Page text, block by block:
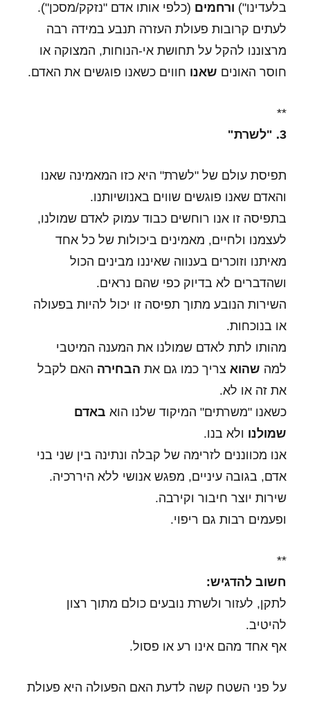
בלעדינו") ורחמים (כלפי אותו אדם "נזקק/מסכן").
לעתים קרובות פעולת העזרה תנבע במידה רבה
מרצוננו להקל על תחושת אי-הנוחות, המצוקה או
חוסר האונים שאנו חווים כשאנו פוגשים את האדם.
**
3. "לשרת"
תפיסת עולם של "לשרת" היא כזו המאמינה שאנו
והאדם שאנו פוגשים שווים באנושיותנו.
בתפיסה זו אנו רוחשים כבוד עמוק לאדם שמולנו,
לעצמנו ולחיים, מאמינים ביכולות של כל אחד
מאיתנו וזוכרים בענווה שאיננו מבינים הכול
ושהדברים לא בדיוק כפי שהם נראים.
השירות הנובע מתוך תפיסה זו יכול להיות בפעולה
או בנוכחות.
מהותו לתת לאדם שמולנו את המענה המיטבי
למה שהוא צריך כמו גם את הבחירה האם לקבל
את זה או לא.
כשאנו "משרתים" המיקוד שלנו הוא באדם
שמולנו ולא בנו.
אנו מכווננים לזרימה של קבלה ונתינה בין שני בני
אדם, בגובה עיניים, מפגש אנושי ללא היררכיה.
שירות יוצר חיבור וקירבה.
ופעמים רבות גם ריפוי.
**
חשוב להדגיש:
לתקן, לעזור ולשרת נובעים כולם מתוך רצון
להיטיב.
אף אחד מהם אינו רע או פסול.
על פני השטח קשה לדעת האם הפעולה היא פעולת